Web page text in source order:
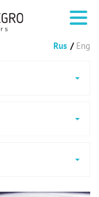
Rus Eng